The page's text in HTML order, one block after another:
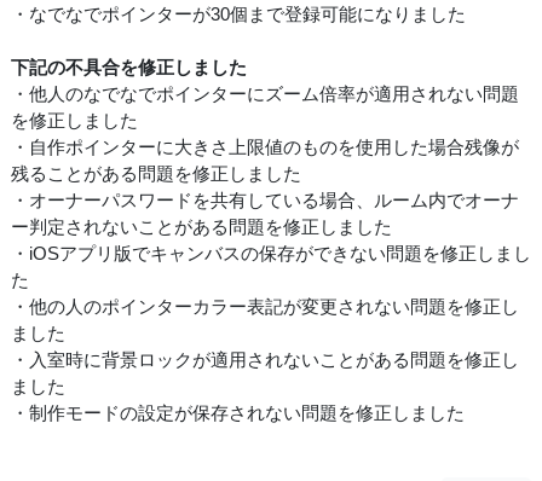
・なでなでポインターが30個まで登録可能になりました
下記の不具合を修正しました
・他人のなでなでポインターにズーム倍率が適用されない問題
を修正しました
・自作ポインターに大きさ上限値のものを使用した場合残像が
残ることがある問題を修正しました
・オーナーパスワードを共有している場合、ルーム内でオーナ
ー判定されないことがある問題を修正しました
・iOSアプリ版でキャンバスの保存ができない問題を修正しまし
た
・他の人のポインターカラー表記が変更されない問題を修正し
ました
・入室時に背景ロックが適用されないことがある問題を修正し
ました
・制作モードの設定が保存されない問題を修正しました